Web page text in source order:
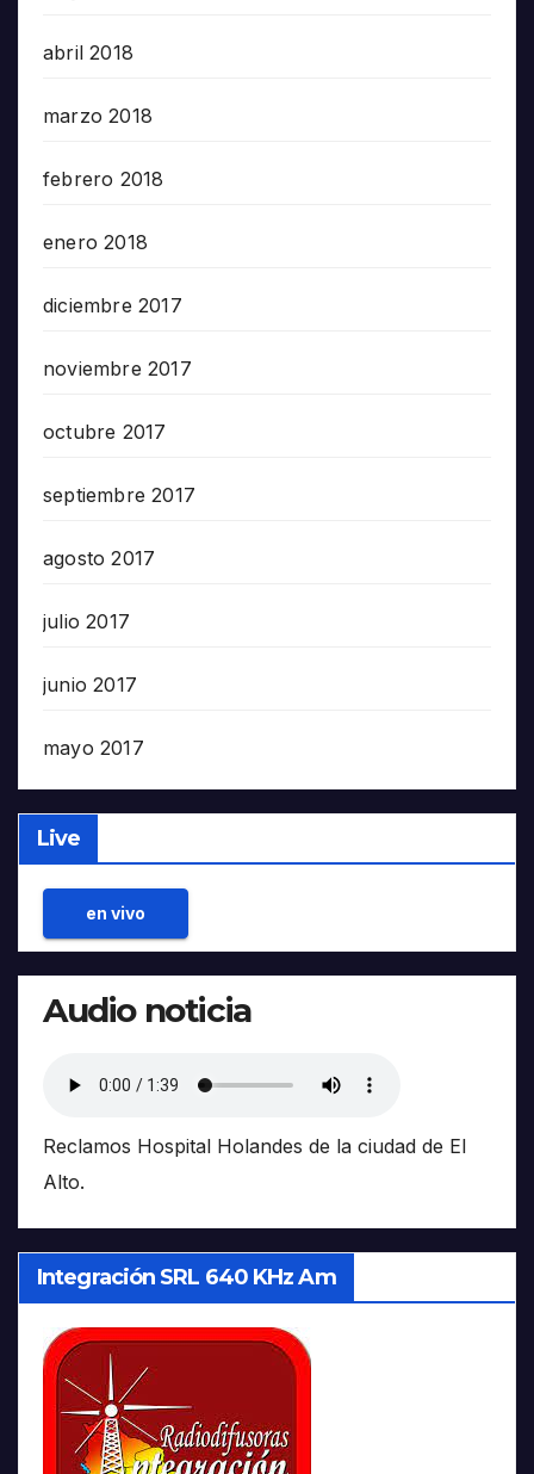
abril 2018
marzo 2018
febrero 2018
enero 2018
diciembre 2017
noviembre 2017
octubre 2017
septiembre 2017
agosto 2017
julio 2017
junio 2017
mayo 2017
Live
en vivo
Audio noticia
Reclamos Hospital Holandes de la ciudad de El
Alto.
Integración SRL 640 KHz Am